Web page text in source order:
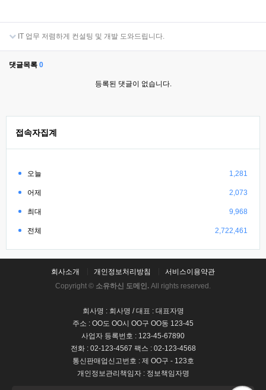
IT 업무 저렴하게 컨설팅 및 개발 도와드립니다.
댓글목록 0
등록된 댓글이 없습니다.
접속자집계
오늘 1,281
어제 2,073
최대 9,968
전체 2,722,461
회사소개 개인정보처리방침
서비스이용약관
Copyright © 소유하신 도메인. All rights reserved.
회사명 : 회사명 / 대표 : 대표자명
주소 : OO도 OO시 OO구 OO동 123-45
사업자 등록번호 : 123-45-67890
전화 : 02-123-4567 팩스 : 02-123-4568
통신판매업신고번호 : 제 OO구 - 123호
개인정보관리책임자 : 정보책임자명